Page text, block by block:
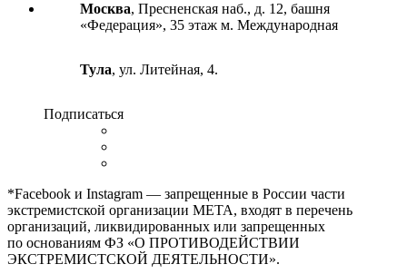
Москва, Пресненская наб., д. 12, башня
«Федерация», 35 этаж м. Международная
Тула, ул. Литейная, 4.
Подписаться
*Facebook и Instagram — запрещенные в России части
экстремистской организации META, входят в перечень
организаций, ликвидированных или запрещенных
по основаниям ФЗ «О ПРОТИВОДЕЙСТВИИ
ЭКСТРЕМИСТСКОЙ ДЕЯТЕЛЬНОСТИ».